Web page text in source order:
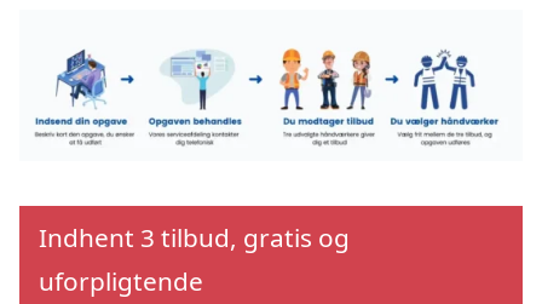
Indhent 3 tilbud, gratis og
uforpligtende